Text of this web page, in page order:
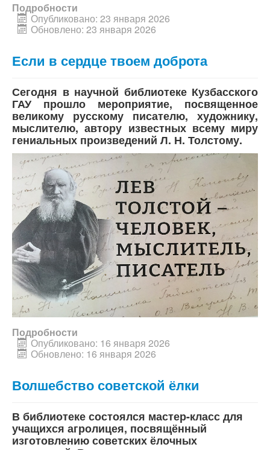
Подробности
Опубликовано: 23 января 2026
Обновлено: 23 января 2026
Если в сердце твоем доброта
Сегодня в научной библиотеке Кузбасского
ГАУ прошло мероприятие, посвященное
великому русскому писателю, художнику,
мыслителю, автору известных всему миру
гениальных произведений Л. Н. Толстому.
Подробности
Опубликовано: 16 января 2026
Обновлено: 16 января 2026
Волшебство советской ёлки
В библиотеке состоялся мастер-класс для
учащихся агролицея, посвящённый
изготовлению советских ёлочных